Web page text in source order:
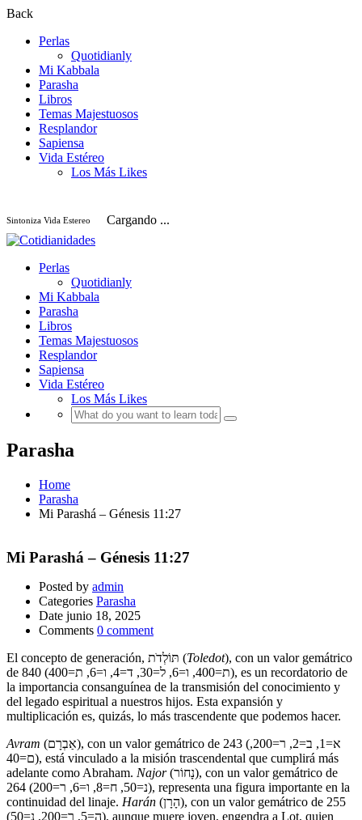
Back
Perlas
Quotidianly
Mi Kabbala
Parasha
Libros
Temas Majestuosos
Resplandor
Sapiensa
Vida Estéreo
Los Más Likes
Sintoniza Vida Estereo Cargando ...
Perlas
Quotidianly
Mi Kabbala
Parasha
Libros
Temas Majestuosos
Resplandor
Sapiensa
Vida Estéreo
Los Más Likes
Parasha
Home
Parasha
Mi Parashá – Génesis 11:27
Mi Parashá – Génesis 11:27
Posted by admin
Categories Parasha
Date junio 18, 2025
Comments 0 comment
El concepto de generación, תּוֹלְדֹת (Toledot), con un valor gemátrico
de 840 (ת=400, ו=6, ל=30, ד=4, ו=6, ת=400), es un recordatorio de
la importancia consanguínea de la transmisión del conocimiento y
del legado espiritual a nuestros hijos. Esta expansión y
multiplicación es, quizás, lo más trascendente que podemos hacer.
Avram (אַבְרָם), con un valor gemátrico de 243 (א=1, ב=2, ר=200,
ם=40), está vinculado a la misión trascendental que cumplirá más
adelante como Abraham. Najor(נָחוֹר), con un valor gemátrico de
264 (נ=50, ח=8, ו=6, ר=200), representa una figura importante en la
continuidad del linaje. Harán (הָרָן), con un valor gemátrico de 255
(ה=5, ר=200, נ=50), aunque muere joven, engendra a Lot, quien